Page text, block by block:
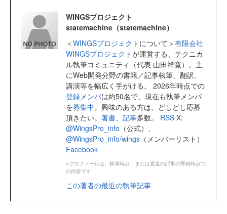
WINGSプロジェクト
statemachine（statemachine）
＜WINGSプロジェクト について＞有限会社
WINGSプロジェクトが運営する、テクニカ
ル執筆コミュニティ（代表 山田祥寛）。主
にWeb開発分野の書籍／記事執筆、翻訳、
講演等を幅広く手がける。 2026年時点での
登録メンバは約50名で、現在も執筆メンバ
を募集中。興味のある方は、どしどし応募
頂きたい。 著書 記事多数。 RSS X:
@WingsPro_info （公式）、
@WingsPro_info/wings （メンバーリスト）
Facebook
※プロフィールは、執筆時点、または直近の記事の寄稿時点で
の内容です
この著者の最近の執筆記事